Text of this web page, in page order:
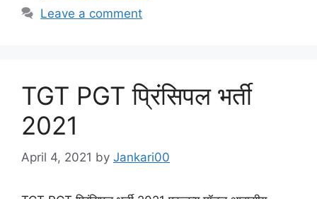
Leave a comment
TGT PGT प्रिंसिपल भर्ती
2021
April 4, 2021 by Jankari00